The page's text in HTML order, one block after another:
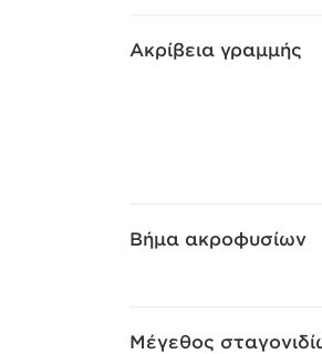
Ακρίβεια γραμμής
Βήμα ακροφυσίων
Μέγεθος